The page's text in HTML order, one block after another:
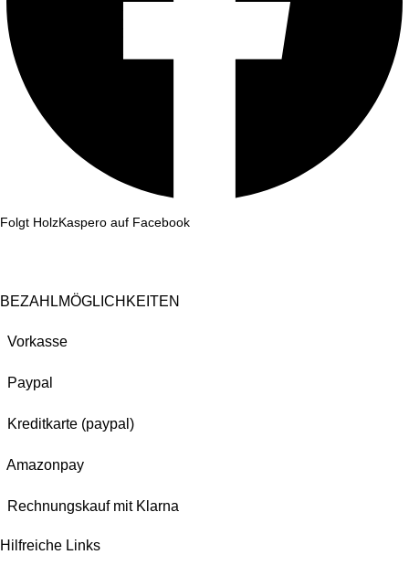
Folgt HolzKaspero auf Facebook
BEZAHLMÖGLICHKEITEN
Vorkasse
Paypal
Kreditkarte (paypal)
Amazonpay
Rechnungskauf mit Klarna
Hilfreiche Links